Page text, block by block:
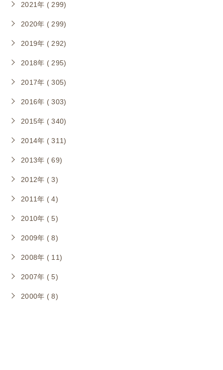
2021年 ( 299)
2020年 ( 299)
2019年 ( 292)
2018年 ( 295)
2017年 ( 305)
2016年 ( 303)
2015年 ( 340)
2014年 ( 311)
2013年 ( 69)
2012年 ( 3)
2011年 ( 4)
2010年 ( 5)
2009年 ( 8)
2008年 ( 11)
2007年 ( 5)
2000年 ( 8)